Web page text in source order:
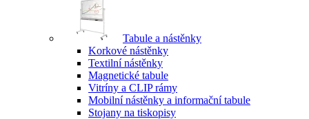
Tabule a nástěnky
Korkové nástěnky
Textilní nástěnky
Magnetické tabule
Vitríny a CLIP rámy
Mobilní nástěnky a informační tabule
Stojany na tiskopisy